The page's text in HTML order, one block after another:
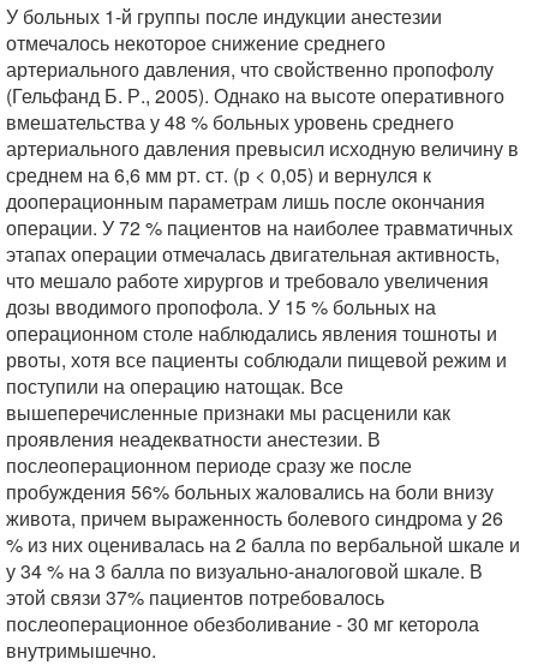
У больных 1-й группы после индукции анестезии
отмечалось некоторое снижение среднего
артериального давления, что свойственно пропофолу
(Гельфанд Б. Р., 2005). Однако на высоте оперативного
вмешательства у 48 % больных уровень среднего
артериального давления превысил исходную величину в
среднем на 6,6 мм рт. ст. (р < 0,05) и вернулся к
дооперационным параметрам лишь после окончания
операции. У 72 % пациентов на наиболее травматичных
этапах операции отмечалась двигательная активность,
что мешало работе хирургов и требовало увеличения
дозы вводимого пропофола. У 15 % больных на
операционном столе наблюдались явления тошноты и
рвоты, хотя все пациенты соблюдали пищевой режим и
поступили на операцию натощак. Все
вышеперечисленные признаки мы расценили как
проявления неадекватности анестезии. В
послеоперационном периоде сразу же после
пробуждения 56% больных жаловались на боли внизу
живота, причем выраженность болевого синдрома у 26
% из них оценивалась на 2 балла по вербальной шкале и
у 34 % на 3 балла по визуально-аналоговой шкале. В
этой связи 37% пациентов потребовалось
послеоперационное обезболивание - 30 мг кеторола
внутримышечно.